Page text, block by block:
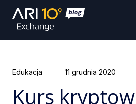
Categories
Edukacja
Posted
11 grudnia 2020
Kurs